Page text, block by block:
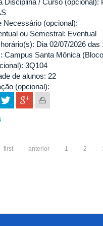
Necessário (opcional):
ou Semestral: Eventual
Dia 02/07/2026 das
Campus Santa Mônica
3Q104
de alunos: 22
(opcional):
first anterior 1 2